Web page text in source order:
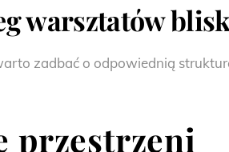
warsztatów
zadbać o odpowiednią
przestrzeni